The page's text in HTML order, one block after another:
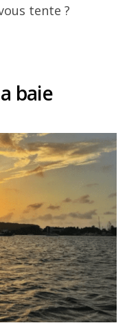
tente ?
baie